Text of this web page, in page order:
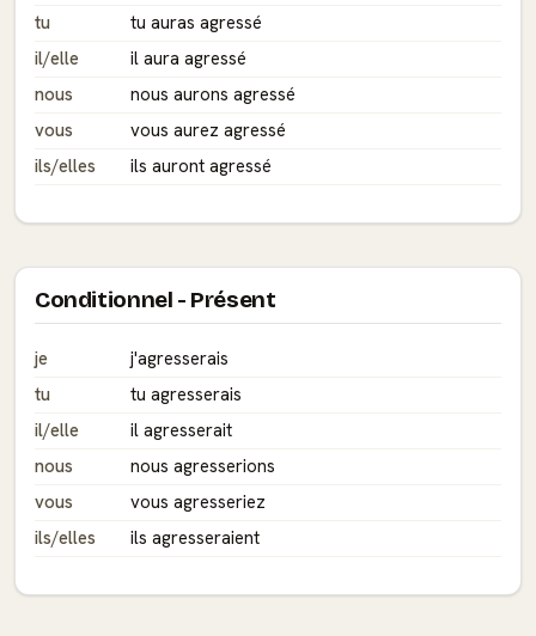
tu
tu auras agressé
il/elle
il aura agressé
nous
nous aurons agressé
vous
vous aurez agressé
ils/elles
ils auront agressé
Conditionnel - Présent
je
j'agresserais
tu
tu agresserais
il/elle
il agresserait
nous
nous agresserions
vous
vous agresseriez
ils/elles
ils agresseraient